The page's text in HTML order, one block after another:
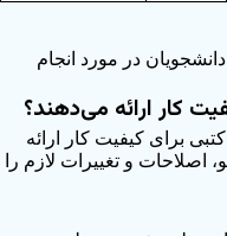
در مورد انجام
کار ارائه می‌دهند؟
برای کیفیت کار ارائه
و تغییرات لازم را